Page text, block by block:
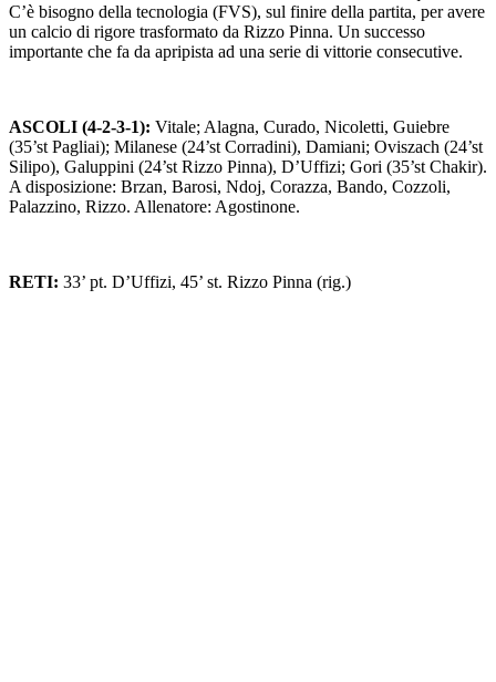
C’è bisogno della tecnologia (FVS), sul finire della partita, per avere
un calcio di rigore trasformato da Rizzo Pinna. Un successo
importante che fa da apripista ad una serie di vittorie consecutive.
ASCOLI (4-2-3-1): Vitale; Alagna, Curado, Nicoletti, Guiebre
(35’st Pagliai); Milanese (24’st Corradini), Damiani; Oviszach (24’st
Silipo), Galuppini (24’st Rizzo Pinna), D’Uffizi; Gori (35’st Chakir).
A disposizione: Brzan, Barosi, Ndoj, Corazza, Bando, Cozzoli,
Palazzino, Rizzo. Allenatore: Agostinone.
RETI: 33’ pt. D’Uffizi, 45’ st. Rizzo Pinna (rig.)